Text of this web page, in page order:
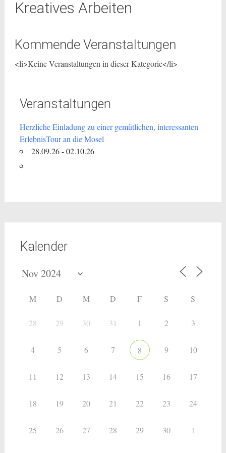
Kreatives Arbeiten
Kommende Veranstaltungen
<li>Keine Veranstaltungen in dieser Kategorie</li>
Veranstaltungen
Herzliche Einladung zu einer gemütlichen, interessanten
ErlebnisTour an die Mosel
28.09.26 - 02.10.26
Kalender
M D M D F S S
28 29 30 31 1 2 3
4 5 6 7 8 9 10
11 12 13 14 15 16 17
18 19 20 21 22 23 24
25 26 27 28 29 30 1